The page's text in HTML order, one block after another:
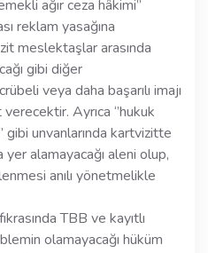
ağır ceza hâkimi’’
reklam yasağına
meslektaşlar arasında
gibi diğer
veya daha başarılı imajı
Ayrıca ‘’hukuk
gibi unvanlarında kartvizitte
yer alamayacağı aleni olup,
anılı yönetmelikle
TBB ve kayıtlı
olamayacağı hüküm